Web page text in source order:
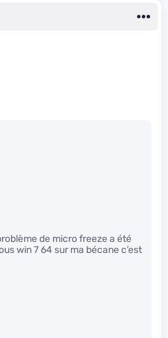
de micro freeze a été
win 7 64 sur ma bécane c’est